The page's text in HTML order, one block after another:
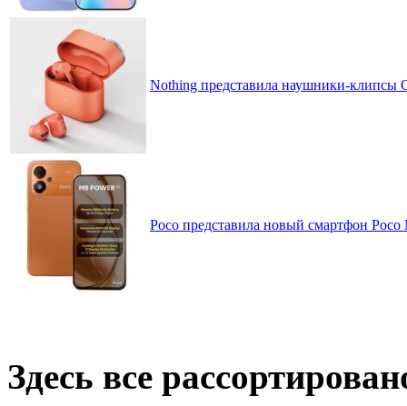
Nothing представила наушники-клипсы
Poco представила новый смартфон
Здесь все